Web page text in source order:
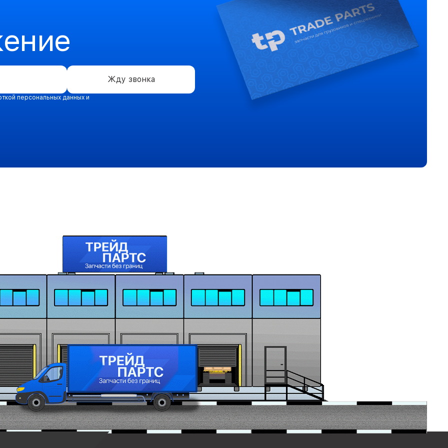
Жду звонка
персональных данных и